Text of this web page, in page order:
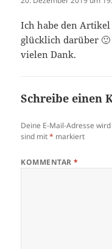
Ich habe den
glücklich darüber
vielen Dank.
Schreibe einen
Deine E-Mail-Adresse
sind mit* markiert
KOMMENTAR*